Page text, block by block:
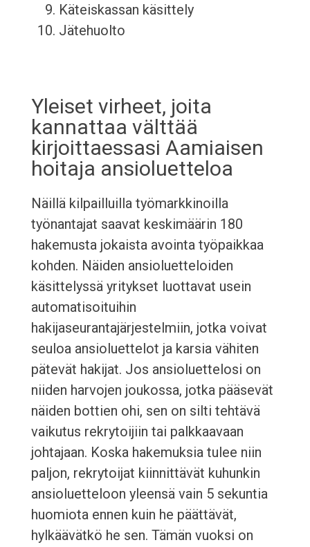
Käteiskassan käsittely
Jätehuolto
Yleiset virheet, joita
kannattaa välttää
kirjoittaessasi Aamiaisen
hoitaja ansioluetteloa
Näillä kilpailluilla työmarkkinoilla
työnantajat saavat keskimäärin 180
hakemusta jokaista avointa työpaikkaa
kohden. Näiden ansioluetteloiden
käsittelyssä yritykset luottavat usein
automatisoituihin
hakijaseurantajärjestelmiin, jotka voivat
seuloa ansioluettelot ja karsia vähiten
pätevät hakijat. Jos ansioluettelosi on
niiden harvojen joukossa, jotka pääsevät
näiden bottien ohi, sen on silti tehtävä
vaikutus rekrytoijiin tai palkkaavaan
johtajaan. Koska hakemuksia tulee niin
paljon, rekrytoijat kiinnittävät kuhunkin
ansioluetteloon yleensä vain 5 sekuntia
huomiota ennen kuin he päättävät,
hylkäävätkö he sen. Tämän vuoksi on